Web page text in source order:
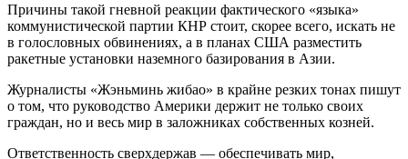
Причины такой гневной реакции фактического «языка»
коммунистической партии КНР стоит, скорее всего, искать не
в голословных обвинениях, а в планах США разместить
ракетные установки наземного базирования в Азии.
Журналисты «Жэньминь жибао» в крайне резких тонах пишут
о том, что руководство Америки держит не только своих
граждан, но и весь мир в заложниках собственных козней.
Ответственность сверхдержав — обеспечивать мир,